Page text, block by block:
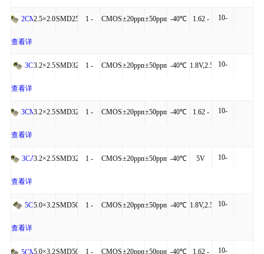
+125℃
细2CM2.5×2.0×0.81SMD2520-1 - CMOS±20ppm±50ppm -40℃
+85℃
1.62 - 10-
查看详
细3C3.2×2.5×0.95SMD3225-1 - CMOS±20ppm±50ppm -40℃
+125℃
1.8V,2.5V,3.3V
10-
查看详
细3CM3.2×2.5×0.95SMD3225-1 - CMOS±20ppm±50ppm -40℃
+85℃
1.62 - 10-
查看详
细3CA3.2×2.5×0.95SMD3225-1 - CMOS±20ppm±50ppm -40℃
+125℃
5V 10-
查看详
细5C5.0×3.2×1.20SMD5032-1 - CMOS±20ppm±50ppm -40℃
+125℃
1.8V,2.5V,3.3V
10-
查看详
细5CM5.0×3.2×1.20SMD5032-1 - CMOS±20ppm±50ppm -40℃ 1.62 - 10-